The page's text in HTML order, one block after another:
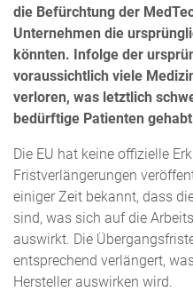
die Befürchtung der
Unternehmen die
könnten. Infolge der
voraussichtlich viele
verloren, was letztlich
bedürftige Patienten
Die EU hat keine offizielle
Fristverlängerungen
einiger Zeit bekannt, dass
sind, was sich auf die
auswirkt. Die
entsprechend verlängert,
Hersteller auswirken wird.